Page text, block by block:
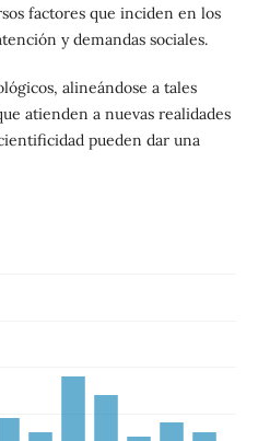
factores que inciden en los
y demandas sociales.
alineándose a tales
atienden a nuevas realidades
pueden dar una